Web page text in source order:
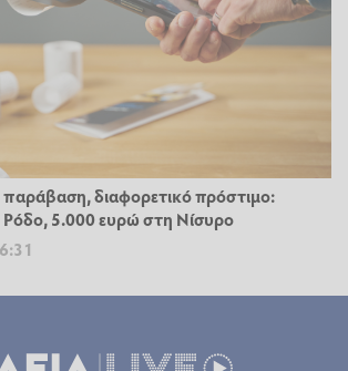
διαφορετικό πρόστιμο:
5.000 ευρώ στη Νίσυρο